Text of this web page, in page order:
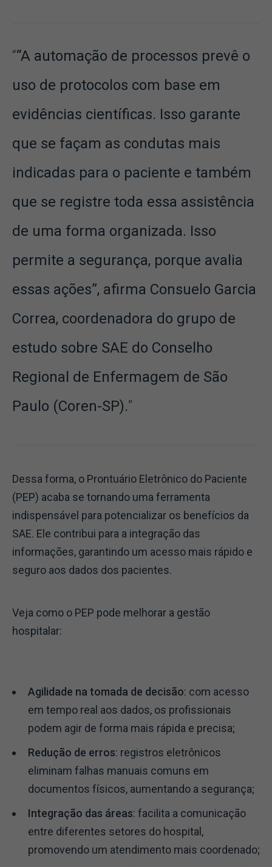
“A automação de processos prevê o
uso de protocolos com base em
evidências científicas. Isso garante
que se façam as condutas mais
indicadas para o paciente e também
que se registre toda essa assistência
de uma forma organizada. Isso
permite a segurança, porque avalia
essas ações”, afirma Consuelo Garcia
Correa, coordenadora do grupo de
estudo sobre SAE do Conselho
Regional de Enfermagem de São
Paulo (Coren-SP).
Dessa forma, o Prontuário Eletrônico do Paciente
(PEP) acaba se tornando uma ferramenta
indispensável para potencializar os benefícios da
SAE. Ele contribui para a integração das
informações, garantindo um acesso mais rápido e
seguro aos dados dos pacientes.
Veja como o PEP pode melhorar a gestão
hospitalar:
Agilidade na tomada de decisão: com acesso
em tempo real aos dados, os profissionais
podem agir de forma mais rápida e precisa;
Redução de erros: registros eletrônicos
eliminam falhas manuais comuns em
documentos físicos, aumentando a segurança;
Integração das áreas: facilita a comunicação
entre diferentes setores do hospital,
promovendo um atendimento mais coordenado;